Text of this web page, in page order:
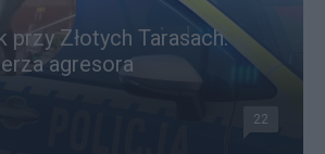
przy Złotych Tarasach.
agresora
22